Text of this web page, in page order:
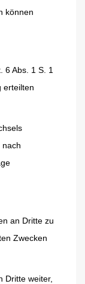
können
6 Abs. 1 S. 1
erteilten
nach
an Dritte zu
Zwecken
Dritte weiter,